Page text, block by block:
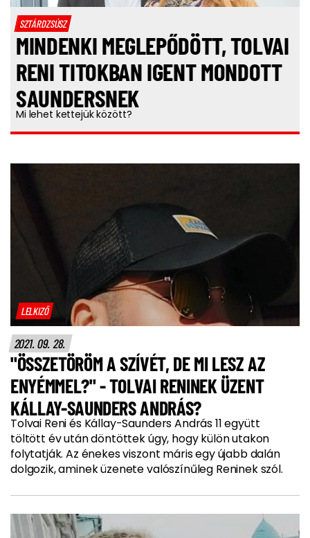
SZTÁRDZSÚSZ
MINDENKI MEGLEPŐDÖTT, TOLVAI
RENI TITOKBAN IGENT MONDOTT
SAUNDERSNEK
Mi lehet kettejük között?
LELKIZŐ
2021. 09. 28.
"ÖSSZETÖRÖM A SZÍVÉT, DE MI LESZ AZ
ENYÉMMEL?" - TOLVAI RENINEK ÜZENT
KÁLLAY-SAUNDERS ANDRÁS?
Tolvai Reni és Kállay-Saunders András 11 együtt
töltött év után döntöttek úgy, hogy külön utakon
folytatják. Az énekes viszont máris egy újabb dalán
dolgozik, aminek üzenete valószínűleg Reninek szól.